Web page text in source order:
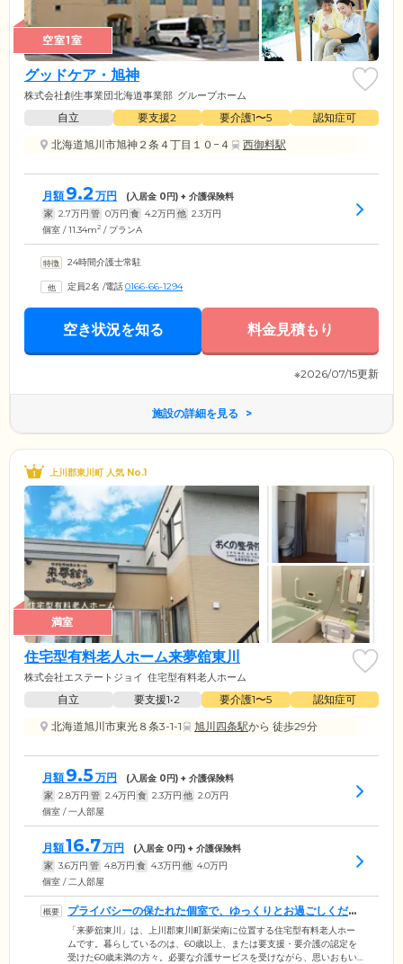
空室1室
グッドケア・旭神
株式会社創生事業団北海道事業部 グループホーム
自立 要支援2 要介護1〜5
認知症可
北海道旭川市旭神２条４丁目１０−４
西御料駅
月額 9.2 万円 (入居金 0円) + 介護保険料
家 2.7万円 管 0万円 食 4.2万円 他 2.3万円
個室 / 11.34m2 / プランA
24時間介護士常駐
定員2名 /電話0166-66-1294
空き状況を知る 料金見積もり
※2026/07/15更新
施設の詳細を見る
上川郡東川町 人気 No.1
満室
住宅型有料老人ホーム来夢舘東川
株式会社エステートジョイ 住宅型有料老人ホーム
自立 要支援1•2 要介護1〜5
認知症可
北海道旭川市東光８条3-1-1
旭川四条駅から 徒歩29分
月額 9.5 万円 (入居金 0円) + 介護保険料
家 2.8万円 管 2.4万円 食 2.3万円 他 2.0万円
個室 / 一人部屋
月額16.7万円 (入居金 0円) + 介護保険料
家 3.6万円 管 4.8万円 食 4.3万円 他 4.0万円
個室 / 二人部屋
プライバシーの保たれた個室で、ゆっくりとお過ごしくださ
い
「来夢舘東川」は、上川郡東川町新栄南に位置する住宅型有料老人ホー
ムです。暮らしているのは、60歳以上、または要支援・要介護の認定を
受けた60歳未満の方々。必要な介護サービスを受けながら、思いおもい